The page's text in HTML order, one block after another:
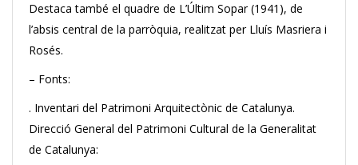
Destaca també el quadre de L’Últim Sopar (1941), de
l’absis central de la parròquia, realitzat per Lluís Masriera i
Rosés.
– Fonts:
. Inventari del Patrimoni Arquitectònic de Catalunya.
Direcció General del Patrimoni Cultural de la Generalitat
de Catalunya: